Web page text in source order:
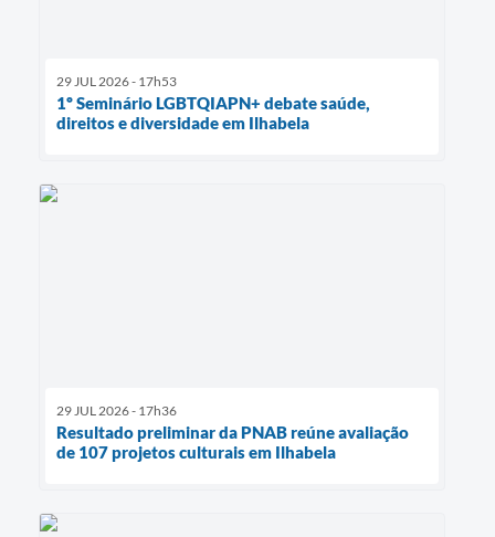
29 JUL 2026 - 17h53
1º Seminário LGBTQIAPN+ debate saúde,
direitos e diversidade em Ilhabela
29 JUL 2026 - 17h36
Resultado preliminar da PNAB reúne avaliação
de 107 projetos culturais em Ilhabela